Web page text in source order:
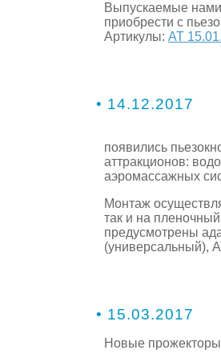
Выпускаемые
приобрести с
Артикулы: АТ
• 14.12.2017
появились
аттракционов:
аэромассажных
Монтаж
так и на
предусмотрены
(универсальный),
• 15.03.2017
Новые прожекторы